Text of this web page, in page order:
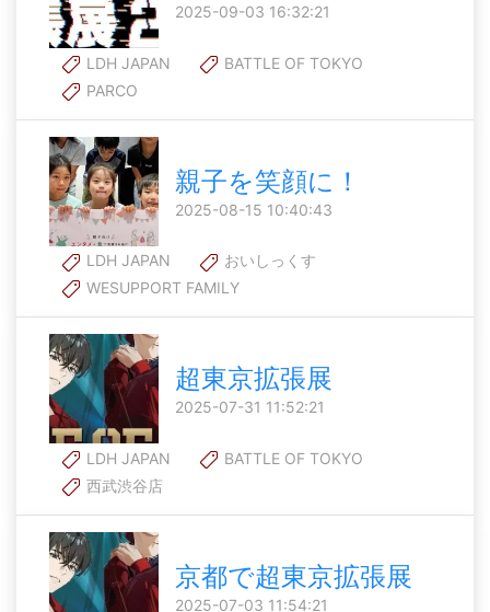
2025-09-03 16:32:21
LDH JAPAN
BATTLE OF TOKYO
PARCO
親子を笑顔に！
2025-08-15 10:40:43
LDH JAPAN
おいしっくす
WESUPPORT FAMILY
超東京拡張展
2025-07-31 11:52:21
LDH JAPAN
BATTLE OF TOKYO
西武渋谷店
京都で超東京拡張展
2025-07-03 11:54:21